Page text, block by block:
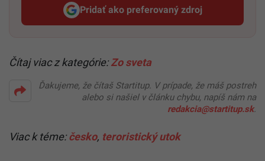
Pridať ako preferovaný zdroj
Startitup, odkaz sa otvorí v
Čítaj viac z kategórie:Zo sveta
Ďakujeme, že čítaš Startitup. V prípade, že máš postreh
alebo si našiel v článku chybu, napíš nám na
redakcia@startitup.sk.
Viac k téme:česko, teroristický utok